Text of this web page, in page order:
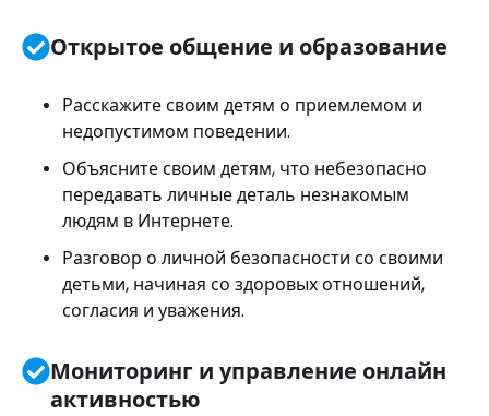
Открытое общение и образование
Расскажите своим детям о приемлемом и
недопустимом поведении.
Объясните своим детям, что небезопасно
передавать личные деталь незнакомым
людям в Интернете.
Разговор о личной безопасности со своими
детьми, начиная со здоровых отношений,
согласия и уважения.
Мониторинг и управление онлайн
активностью